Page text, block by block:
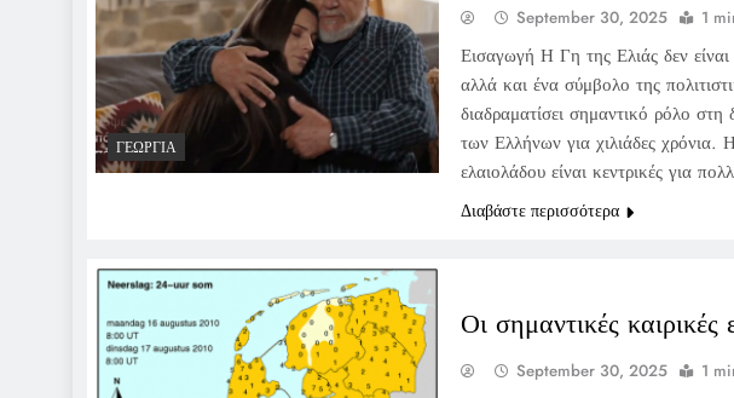
ΓΕΩΡΓΊΑ
September 30, 2025 1
Εισαγωγή Η Γη της Ελιάς δεν
αλλά και ένα σύμβολο της
διαδραματίσει σημαντικό ρόλο
των Ελλήνων για χιλιάδες χρόνια.
ελαιολάδου είναι κεντρικές για
Διαβάστε περισσότερα
Οι σημαντικές
September 30, 2025 1